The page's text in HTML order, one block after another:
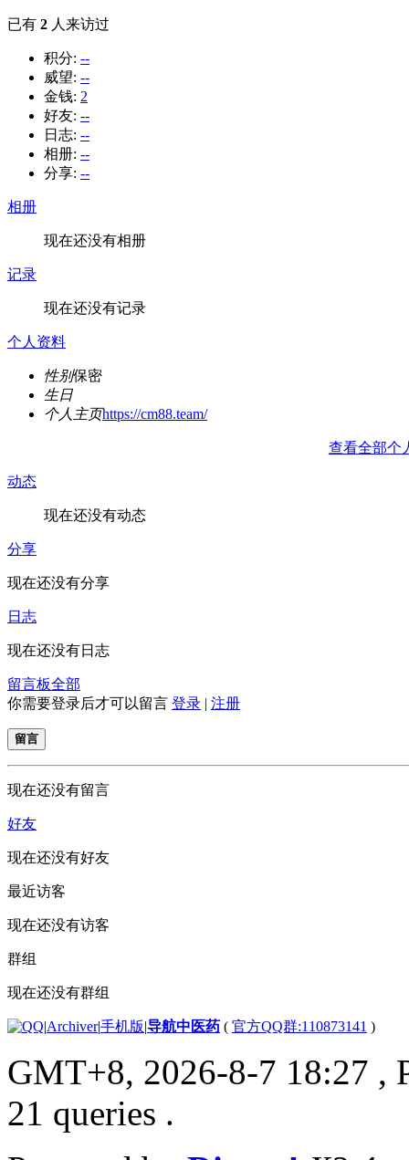
已有 2 人来访过
积分: --
威望: --
金钱: 2
好友: --
日志: --
相册: --
分享: --
相册
现在还没有相册
记录
现在还没有记录
个人资料
性别保密
生日
个人主页https://cm88.team/
查看全部个
动态
现在还没有动态
分享
现在还没有分享
日志
现在还没有日志
留言板全部
你需要登录后才可以留言 登录 | 注册
留言
现在还没有留言
好友
现在还没有好友
最近访客
现在还没有访客
群组
现在还没有群组
|Archiver|手机版|导航中医药 ( 官方QQ群:110873141 )
GMT+8, 2026-8-7 18:27 ,
21 queries .